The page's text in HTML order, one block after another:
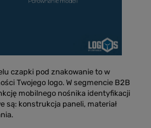
czapki pod znakowanie to w
Twojego logo. W segmencie B2B
mobilnego nośnika identyfikacji
są: konstrukcja paneli, materiał